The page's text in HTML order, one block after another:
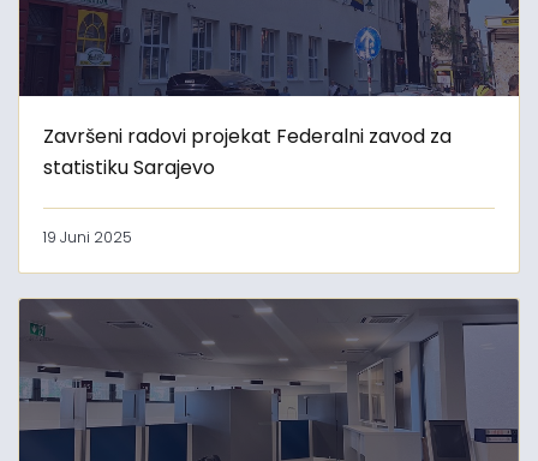
Završeni radovi projekat Federalni zavod za
statistiku Sarajevo
19 Juni 2025